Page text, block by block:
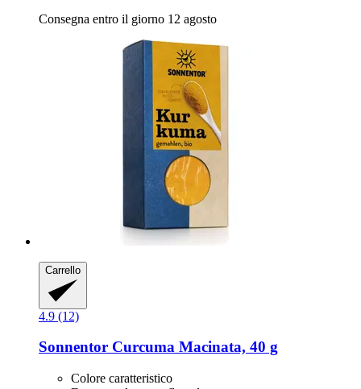
Consegna entro il giorno 12 agosto
Carrello
4.9 (12)
Sonnentor Curcuma Macinata, 40 g
Colore caratteristico